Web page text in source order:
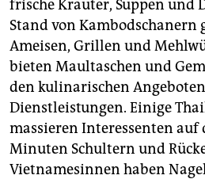
frische Kräuter, Suppen und
Stand von
Ameisen, Grillen und
bieten Maultaschen und
den kulinarischen
Dienstleistungen. Einige
massieren Interessenten auf
Minuten Schultern und
Vietnamesinnen haben